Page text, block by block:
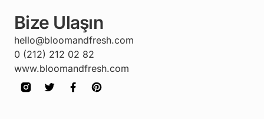
ulaşmak mümkündür.
Bize Ulaşın
hello@bloomandfresh.com
0 (212) 212 02 82
www.bloomandfresh.com